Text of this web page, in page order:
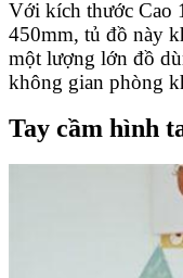
Với kích thước Cao
450mm, tủ đồ này
một lượng lớn đồ
không gian phòng
Tay cầm hình